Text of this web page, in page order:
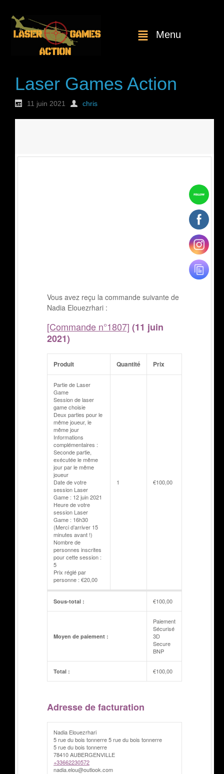
Menu
Laser Games Action
11 juin 2021 chris
Vous avez reçu la commande suivante de
Nadia Elouezrhari :
[Commande n°1807] (11 juin
2021)
Produit Quantité Prix
Partie de Laser
Game
Session de laser
game choisie
Deux parties pour le
même joueur, le
même jour
Informations
complémentaires :
Seconde partie,
exécutée le même
jour par le même
joueur
Date de votre
session Laser
Game : 12 juin 2021
Heure de votre
session Laser
Game : 16h30
(Merci d’arriver 15
minutes avant !)
Nombre de
personnes inscrites
pour cette session :
5
Prix réglé par
personne : €20,00
1 €100,00
Sous-total : €100,00
Moyen de paiement :
Paiement
Sécurisé
3D
Secure
BNP
Total : €100,00
Adresse de facturation
Nadia Elouezrhari
5 rue du bois tonnerre 5 rue du bois tonnerre
5 rue du bois tonnerre
78410 AUBERGENVILLE
+33662230572
nadia.elou@outlook.com